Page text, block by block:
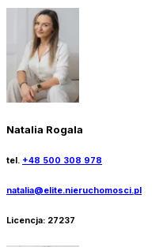
Natalia Rogala
tel. +48 500 308 978
natalia@elite.nieruchomosci.pl
Licencja: 27237